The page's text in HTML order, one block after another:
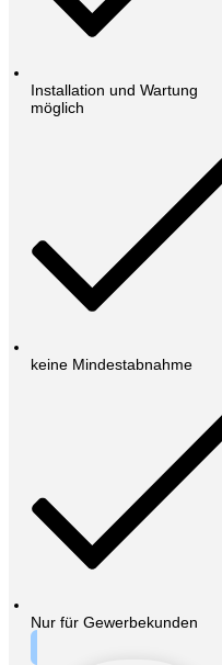
Installation und Wartung
möglich
keine Mindestabnahme
Nur für Gewerbekunden